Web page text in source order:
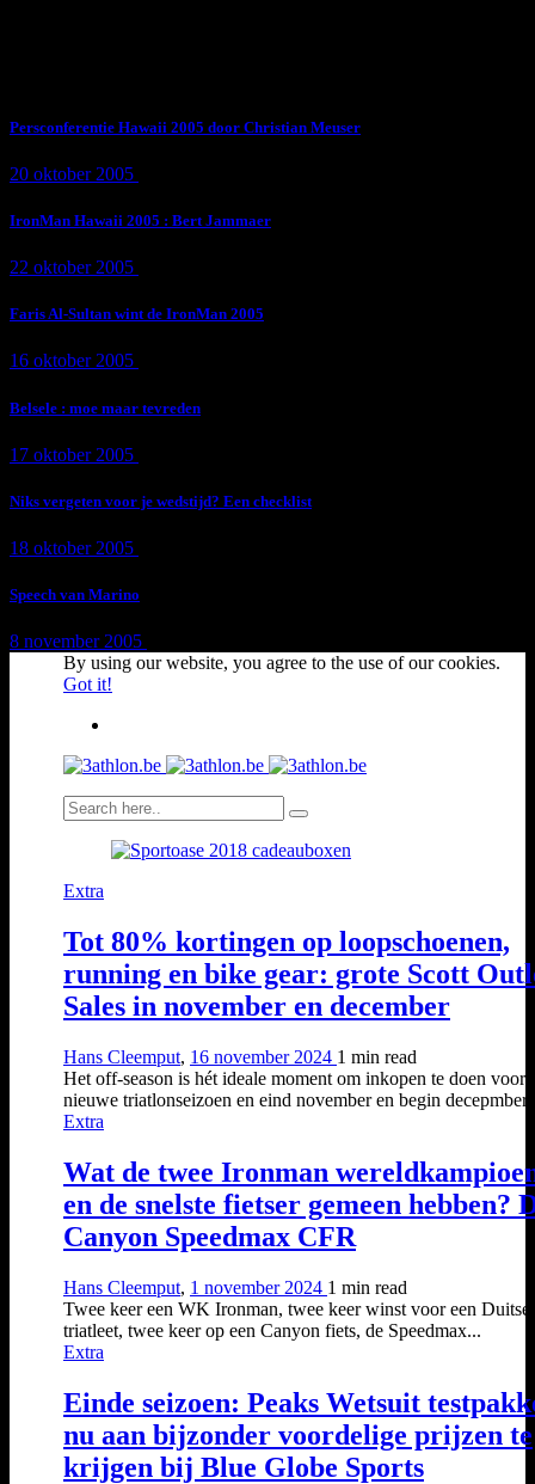
Persconferentie Hawaii 2005 door Christian Meuser
20 oktober 2005
IronMan Hawaii 2005 : Bert Jammaer
22 oktober 2005
Faris Al-Sultan wint de IronMan 2005
16 oktober 2005
Belsele : moe maar tevreden
17 oktober 2005
Niks vergeten voor je wedstijd? Een checklist
18 oktober 2005
Speech van Marino
8 november 2005
By using our website, you agree to the use of our cookies.
Got it!
Extra
Tot 80% kortingen op loopschoenen,
running en bike gear: grote Scott
Sales in november en december
Hans Cleemput, 16 november 2024 1 min read
Het off-season is hét ideale moment om inkopen te doen voor
nieuwe triatlonseizoen en eind november en begin
Extra
Wat de twee Ironman
en de snelste fietser gemeen hebben?
Canyon Speedmax CFR
Hans Cleemput, 1 november 2024 1 min read
Twee keer een WK Ironman, twee keer winst voor een Duitse
triatleet, twee keer op een Canyon fiets, de Speedmax...
Extra
Einde seizoen: Peaks Wetsuit
nu aan bijzonder voordelige prijzen te
krijgen bij Blue Globe Sports